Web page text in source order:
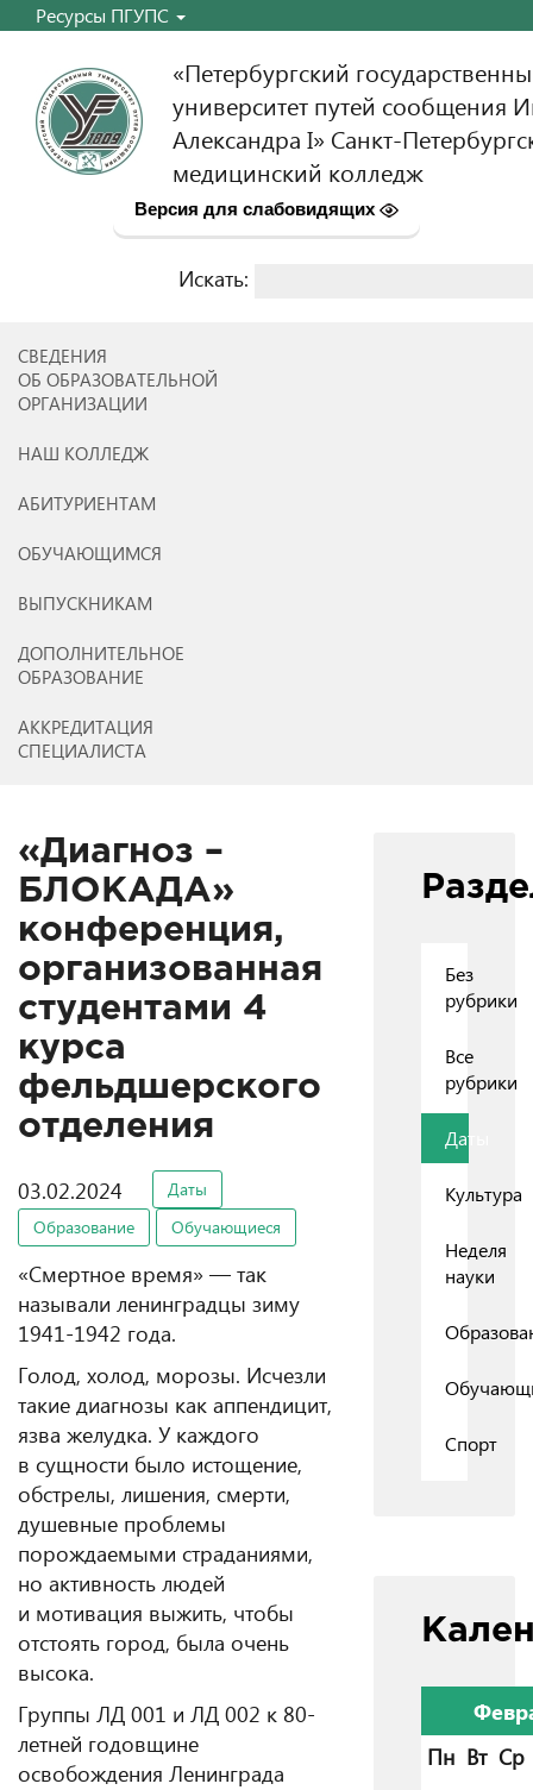
Ресурсы ПГУПС
«Петербургский
университет путей сообщения
Александра I» Санкт-
медицинский колледж
Версия для слабовидящих
Искать:
СВЕДЕНИЯ
ОБ ОБРАЗОВАТЕЛЬНОЙ
ОРГАНИЗАЦИИ
НАШ КОЛЛЕДЖ
АБИТУРИЕНТАМ
ОБУЧАЮЩИМСЯ
ВЫПУСКНИКАМ
ДОПОЛНИТЕЛЬНОЕ
ОБРАЗОВАНИЕ
АККРЕДИТАЦИЯ
СПЕЦИАЛИСТА
«Диагноз –
БЛОКАДА»
конференция,
организованная
студентами 4
курса
фельдшерского
отделения
03.02.2024
Даты
Образование
Обучающиеся
«Смертное время» — так
называли ленинградцы зиму
1941-1942 года.
Голод, холод, морозы. Исчезли
такие диагнозы как аппендицит,
язва желудка. У каждого
в сущности было истощение,
обстрелы, лишения, смерти,
душевные проблемы
порождаемыми страданиями,
но активность людей
и мотивация выжить, чтобы
отстоять город, была очень
высока.
Группы ЛД 001 и ЛД 002 к 80-
летней годовщине
освобождения Ленинграда
Без
рубрики
Все
рубрики
Даты
Культура
Неделя
науки
Спорт
Пн Вт Ср